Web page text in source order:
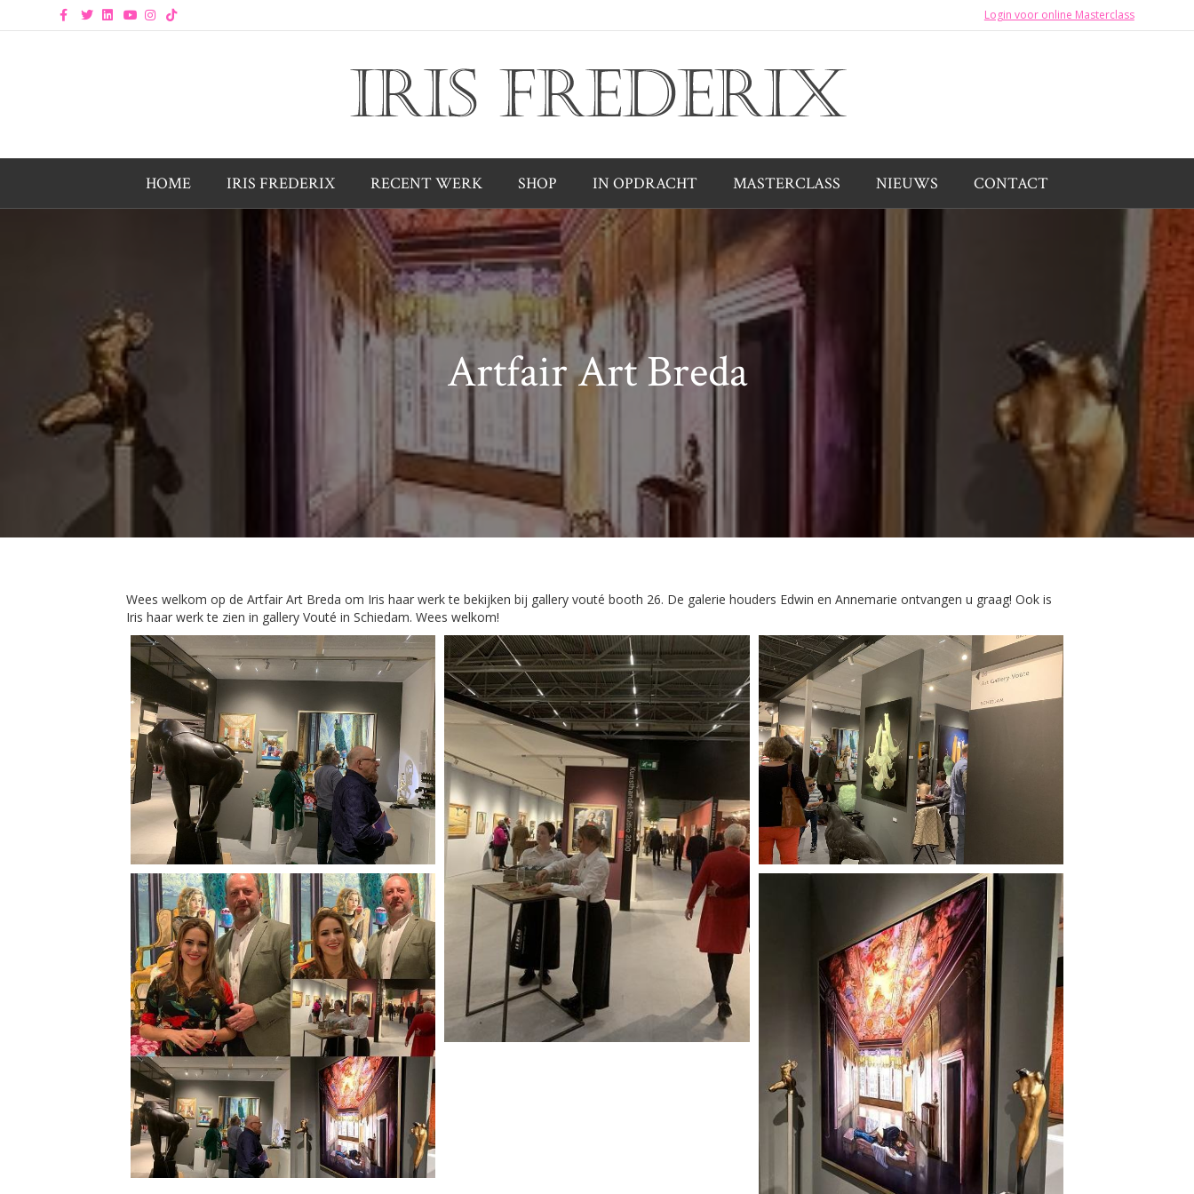
Facebook
TwitterLinkedinYoutubeInstagram
Tiktok Login voor online Masterclass
HOME IRIS FREDERIX RECENT WERK SHOP IN OPDRACHT MASTERCLASS NIEUWS CONTACT
Artfair Art Breda
Wees welkom op de Artfair Art Breda om Iris haar werk te bekijken bij gallery vouté booth 26. De galerie houders Edwin en Annemarie ontvangen u graag! Ook is
Iris haar werk te zien in gallery Vouté in Schiedam. Wees welkom!